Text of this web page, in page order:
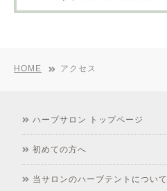
HOME アクセス
ハーブサロン トップページ
初めての方へ
当サロンのハーブテントについて